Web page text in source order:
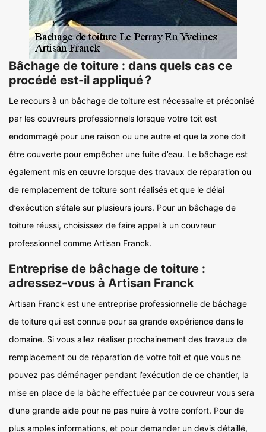
Bâchage de toiture : dans quels cas ce
procédé est-il appliqué ?
Le recours à un bâchage de toiture est nécessaire et préconisé
par les couvreurs professionnels lorsque votre toit est
endommagé pour une raison ou une autre et que la zone doit
être couverte pour empêcher une fuite d’eau. Le bâchage est
également mis en œuvre lorsque des travaux de réparation ou
de remplacement de toiture sont réalisés et que le délai
d’exécution s’étale sur plusieurs jours. Pour un bâchage de
toiture réussi, choisissez de faire appel à un couvreur
professionnel comme Artisan Franck.
Entreprise de bâchage de toiture :
adressez-vous à Artisan Franck
Artisan Franck est une entreprise professionnelle de bâchage
de toiture qui est connue pour sa grande expérience dans le
domaine. Si vous allez réaliser prochainement des travaux de
remplacement ou de réparation de votre toit et que vous ne
pouvez pas déménager pendant l’exécution de ce chantier, la
mise en place de la bâche effectuée par ce couvreur vous sera
d’une grande aide pour ne pas nuire à votre confort. Pour de
plus amples informations, et pour demander un devis détaillé,